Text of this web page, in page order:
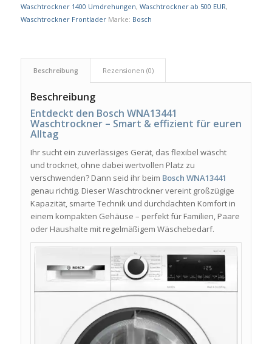
Waschtrockner 1400 Umdrehungen, Waschtrockner ab 500 EUR,
Waschtrockner Frontlader Marke: Bosch
Beschreibung Rezensionen (0)
Beschreibung
Entdeckt den Bosch WNA13441
Waschtrockner – Smart & effizient für euren
Alltag
Ihr sucht ein zuverlässiges Gerät, das flexibel wäscht
und trocknet, ohne dabei wertvollen Platz zu
verschwenden? Dann seid ihr beim Bosch WNA13441
genau richtig. Dieser Waschtrockner vereint großzügige
Kapazität, smarte Technik und durchdachten Komfort in
einem kompakten Gehäuse – perfekt für Familien, Paare
oder Haushalte mit regelmäßigem Wäschebedarf.